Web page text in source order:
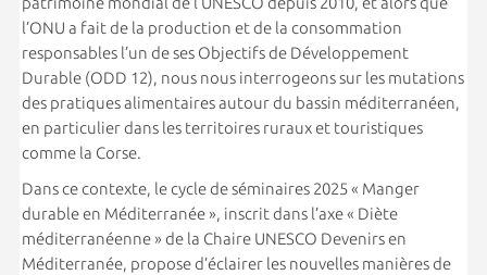
l’ONU a fait de la production et de la consommation
responsables l’un de ses Objectifs de Développement
Durable (ODD 12), nous nous interrogeons sur les mutations
des pratiques alimentaires autour du bassin méditerranéen,
en particulier dans les territoires ruraux et touristiques
comme la Corse.
Dans ce contexte, le cycle de séminaires 2025 « Manger
durable en Méditerranée », inscrit dans l’axe « Diète
méditerranéenne » de la Chaire UNESCO Devenirs en
Méditerranée, propose d’éclairer les nouvelles manières de